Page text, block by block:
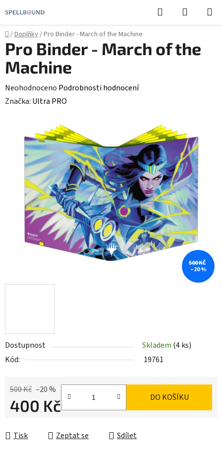
na
obsah
Hledat
KOŠÍK
Domů
/Doplňky/Pro Binder - March of the Machine
Dostupnost Skladem (4 ks)
Kód:
19761
500 Kč –20 %
400 Kč DO KOŠÍKU
Tisk Zeptat se Sdílet
Pro Binder - March of the
Machine
Průměrné
hodnocení
hvězdiček.
Neohodnoceno Podrobnosti hodnocení
Značka: Ultra PRO
500 KČ
–20 %